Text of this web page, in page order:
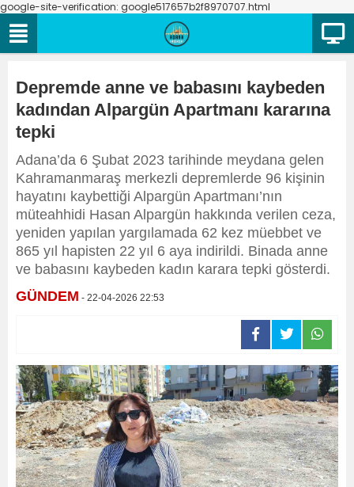
google-site-verification: google517657b2f8970707.html
Depremde anne ve babasını kaybeden
kadından Alpargün Apartmanı kararına
tepki
Adana’da 6 Şubat 2023 tarihinde meydana gelen
Kahramanmaraş merkezli depremlerde 96 kişinin
hayatını kaybettiği Alpargün Apartmanı’nın
müteahhidi Hasan Alpargün hakkında verilen ceza,
yeniden yapılan yargılamada 62 kez müebbet ve
865 yıl hapisten 22 yıl 6 aya indirildi. Binada anne
ve babasını kaybeden kadın karara tepki gösterdi.
GÜNDEM - 22-04-2026 22:53